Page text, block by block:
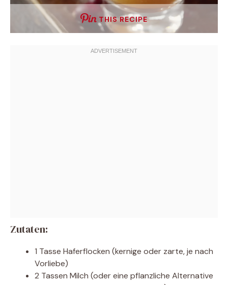
THIS RECIPE
Zutaten:
1 Tasse Haferflocken (kernige oder zarte, je nach
Vorliebe)
2 Tassen Milch (oder eine pflanzliche Alternative